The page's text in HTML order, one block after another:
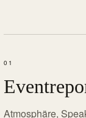
01
Atmosphäre,